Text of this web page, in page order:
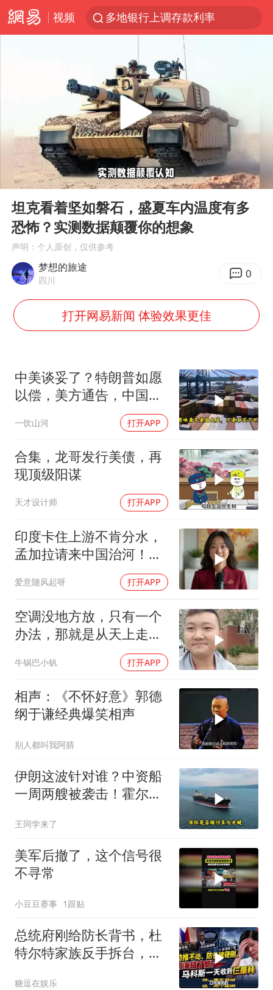
视频
多地银行上调存款利率
上海地铁4条线路全线停运
4.2平卫生间补漏注胶花1.55万
白海豚路径图
宇树申购 中一签有望赚20万元
今日有3只新股申购
武汉3名城管协管员殴打摊主被刑拘
白海豚可深入内陆制造大范围风雨
NBA传奇教练老尼尔森去世
手机真会“偷听”我们说话吗
轰-6K到底是不是战略轰炸机
“皋”在低处
面对面丨蔡磊：与渐冻症抗争 纵使不敌 也不屈服
加沙约14万栋建筑被完全摧毁
从科技创新看开局起步的时与势
Play
00:00 00:45
坦克看着坚如磐石，盛夏车内温度有多
恐怖？实测数据颠覆你的想象
声明：个人原创，仅供参考
梦想的旅途
四川 0
打开网易新闻 体验效果更佳
中美谈妥了？特朗普如愿
以偿，美方通告，中国增
一饮山河 打开APP
合集，龙哥发行美债，再
现顶级阳谋
天才设计师 打开APP
印度卡住上游不肯分水，
孟加拉请来中国治河！一
条河如何改写南亚 ？
爱意随风起呀 打开APP
空调没地方放，只有一个
办法，那就是从天上走，
牛锅巴小钒 打开APP
相声：《不怀好意》郭德
纲于谦经典爆笑相声
别人都叫我阿腈
伊朗这波针对谁？中资船
一周两艘被袭击！霍尔木
彻底破灭！
王同学来了
美军后撤了，这个信号很
不寻常
小豆豆赛事 1跟贴
总统府刚给防长背书，杜
特尔特家族反手拆台，马
糖逗在娱乐